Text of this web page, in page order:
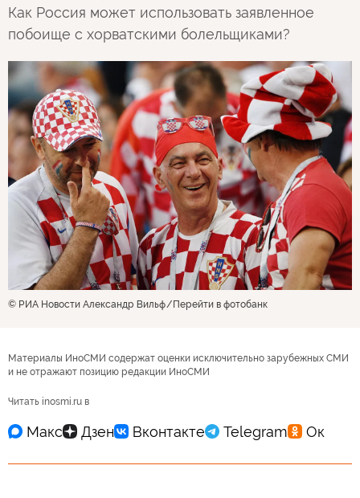
Как Россия может использовать заявленное
побоище с хорватскими болельщиками?
© РИА Новости Александр Вильф Перейти в фотобанк
Материалы ИноСМИ содержат оценки исключительно зарубежных СМИ
и не отражают позицию редакции ИноСМИ
Читать inosmi.ru в